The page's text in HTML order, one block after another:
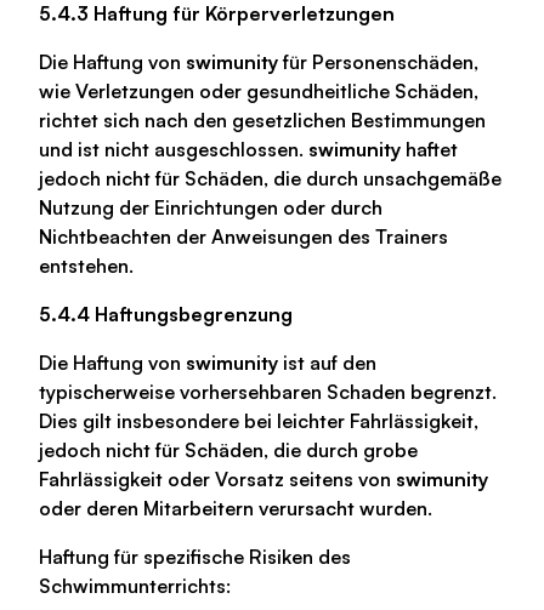
5.4.3 Haftung für Körperverletzungen
Die Haftung von swimunityfür Personenschäden,
wie Verletzungen oder gesundheitliche Schäden,
richtet sich nach den gesetzlichen Bestimmungen
und ist nicht ausgeschlossen. swimunity haftet
jedoch nicht für Schäden, die durch unsachgemäße
Nutzung der Einrichtungen oder durch
Nichtbeachten der Anweisungen des Trainers
entstehen.
5.4.4 Haftungsbegrenzung
Die Haftung von swimunity ist auf den
typischerweise vorhersehbaren Schaden begrenzt.
Dies gilt insbesondere bei leichter Fahrlässigkeit,
jedoch nicht für Schäden, die durch grobe
Fahrlässigkeit oder Vorsatz seitens von swimunity
oder deren Mitarbeitern verursacht wurden.
Haftung für spezifische Risiken des
Schwimmunterrichts: